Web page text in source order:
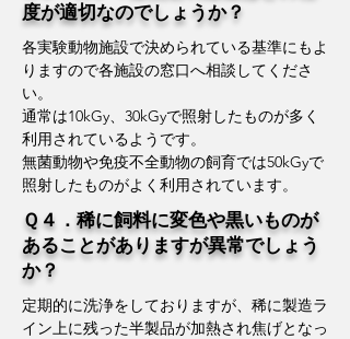
度が適切なのでしょうか？
各実験動物施設で決められている基準にもよ
りますので各施設の窓口へ相談してくださ
い。
通常は10kGy、30kGyで照射したものが多く
利用されているようです。
無菌動物や免疫不全動物の飼育では50kGyで
照射したものがよく利用されています。
Ｑ４．稀に飼料に変色や黒いものが
あることがありますが異常でしょう
か？
定期的に洗浄をしておりますが、稀に製造ラ
イン上に残った半製品が加熱され焦げとなっ